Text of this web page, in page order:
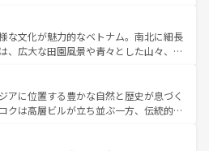
のスイーツなど、バラエティ豊かな料理
わえる。 なお、新着の台湾情報は コンテンツ一覧を参
ばせば四季折々の自然美を楽しむことが
キムチや焼肉、絶品のストリートフード
韓国料理が待っている。夜には、韓国な
がら、韓国の多彩な魅力を心ゆくまで味
わってみてほしい。 なお、新着の韓国情報はコンテンツ一
い。
な文化が魅力的なベトナム。南北に細長
、広大な田園風景や青々とした山々、世
伝統が息づく。ハノイの古い町並みやホ
ンス統治時代の建物も、独特の雰囲気を
また、バラエティの豊かさとおいしさで
インミー、ベトナムコーヒーなどは、ぜ
アに位置する豊かな自然と歴史が息づく
クは高層ビルが立ち並ぶ一方、伝統的な
いる。北部ではチェンマイなどの山岳地